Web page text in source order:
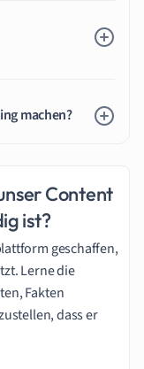
machen?
Content
ist?
geschaffen,
Lerne die
Fakten
dass er